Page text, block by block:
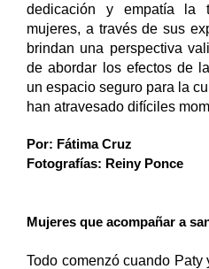
dedicación y empatía la
mujeres, a través de sus
brindan una perspectiva
de abordar los efectos de
un espacio seguro para la
han atravesado difíciles
Por: Fátima Cruz
Fotografías: Reiny Ponce
Mujeres que acompañar a
Todo comenzó cuando